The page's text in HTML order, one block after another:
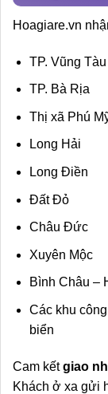
Hoagiare.vn
TP. Vũng Tàu
TP. Bà Rịa
Thị xã Phú
Long Hải
Long Điền
Đất Đỏ
Châu Đức
Xuyên Mộc
Bình Châu –
Các khu
biển
Cam kếtgiao
Khách ở xa gửi